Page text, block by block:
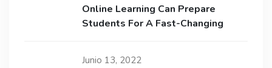
Online Learning Can Prepare
Students For A Fast-Changing
Junio 13, 2022